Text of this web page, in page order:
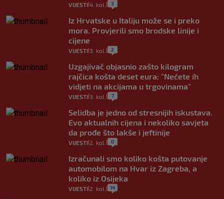
VIJESTI 4. kol. 3
Iz Hrvatske u Italiju može se i preko
mora. Provjerili smo brodske linije i
cijene
VIJESTI 3. kol. 2
Uzgajivač objasnio zašto kilogram
rajčica košta deset eura: "Nećete ih
vidjeti na akcijama u trgovinama"
VIJESTI 3. kol. 7
Selidba je jedno od stresnijih iskustava.
Evo aktualnih cijena i nekoliko savjeta
da prođe što lakše i jeftinije
VIJESTI 2. kol. 0
Izračunali smo koliko košta putovanje
automobilom na Hvar iz Zagreba, a
koliko iz Osijeka
VIJESTI 2. kol. 14